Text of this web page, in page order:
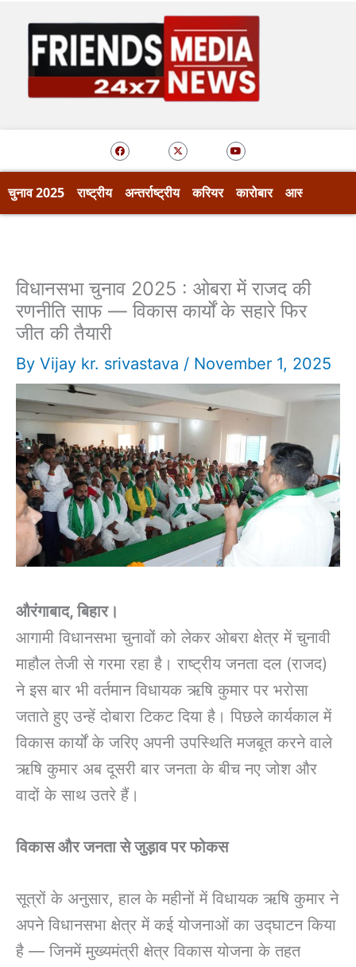
content
F
a
c
e
X
-
t
w
t
t
r
Y
o
u
t
b
e
चुनाव 2025 राष्ट्रीय अन्तर्राष्ट्रीय करियर कारोबार आस्था
विधानसभा चुनाव 2025 : ओबरा में राजद की
रणनीति साफ — विकास कार्यों के सहारे फिर
जीत की तैयारी
By Vijay kr. srivastava / November 1, 2025
औरंगाबाद, बिहार।
आगामी विधानसभा चुनावों को लेकर ओबरा क्षेत्र में चुनावी
माहौल तेजी से गरमा रहा है। राष्ट्रीय जनता दल (राजद)
ने इस बार भी वर्तमान विधायक ऋषि कुमार पर भरोसा
जताते हुए उन्हें दोबारा टिकट दिया है। पिछले कार्यकाल में
विकास कार्यों के जरिए अपनी उपस्थिति मजबूत करने वाले
ऋषि कुमार अब दूसरी बार जनता के बीच नए जोश और
वादों के साथ उतरे हैं।
विकास और जनता से जुड़ाव पर फोकस
सूत्रों के अनुसार, हाल के महीनों में विधायक ऋषि कुमार ने
अपने विधानसभा क्षेत्र में कई योजनाओं का उद्घाटन किया
है — जिनमें मुख्यमंत्री क्षेत्र विकास योजना के तहत